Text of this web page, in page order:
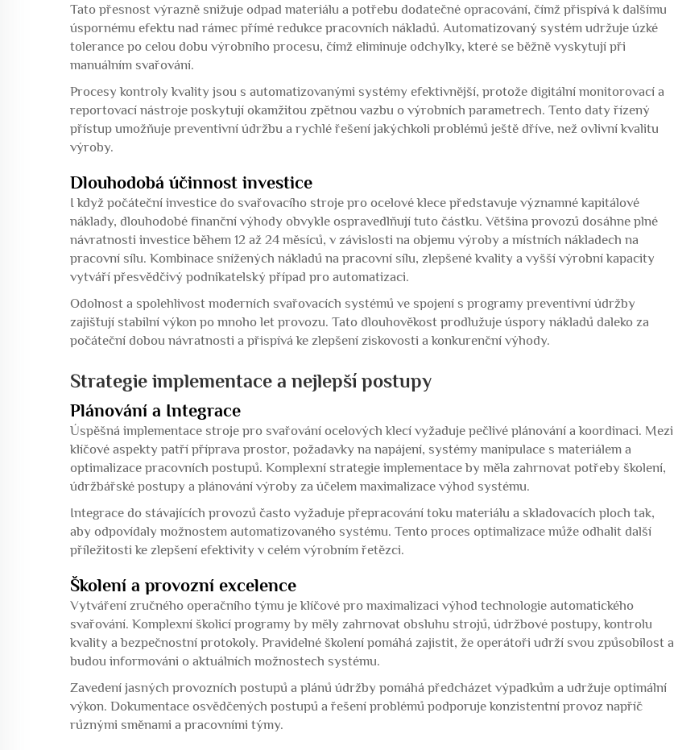
Tato přesnost výrazně snižuje odpad materiálu a potřebu dodatečné opracování, čímž přispívá k dalšímu
úspornému efektu nad rámec přímé redukce pracovních nákladů. Automatizovaný systém udržuje úzké
tolerance po celou dobu výrobního procesu, čímž eliminuje odchylky, které se běžně vyskytují při
manuálním svařování.
Procesy kontroly kvality jsou s automatizovanými systémy efektivnější, protože digitální monitorovací a
reportovací nástroje poskytují okamžitou zpětnou vazbu o výrobních parametrech. Tento daty řízený
přístup umožňuje preventivní údržbu a rychlé řešení jakýchkoli problémů ještě dříve, než ovlivní kvalitu
výroby.
Dlouhodobá účinnost investice
I když počáteční investice do svařovacího stroje pro ocelové klece představuje významné kapitálové
náklady, dlouhodobé finanční výhody obvykle ospravedlňují tuto částku. Většina provozů dosáhne plné
návratnosti investice během 12 až 24 měsíců, v závislosti na objemu výroby a místních nákladech na
pracovní sílu. Kombinace snížených nákladů na pracovní sílu, zlepšené kvality a vyšší výrobní kapacity
vytváří přesvědčivý podnikatelský případ pro automatizaci.
Odolnost a spolehlivost moderních svařovacích systémů ve spojení s programy preventivní údržby
zajišťují stabilní výkon po mnoho let provozu. Tato dlouhověkost prodlužuje úspory nákladů daleko za
počáteční dobou návratnosti a přispívá ke zlepšení ziskovosti a konkurenční výhody.
Strategie implementace a nejlepší postupy
Plánování a Integrace
Úspěšná implementace stroje pro svařování ocelových klecí vyžaduje pečlivé plánování a koordinaci. Mezi
klíčové aspekty patří příprava prostor, požadavky na napájení, systémy manipulace s materiálem a
optimalizace pracovních postupů. Komplexní strategie implementace by měla zahrnovat potřeby školení,
údržbářské postupy a plánování výroby za účelem maximalizace výhod systému.
Integrace do stávajících provozů často vyžaduje přepracování toku materiálu a skladovacích ploch tak,
aby odpovídaly možnostem automatizovaného systému. Tento proces optimalizace může odhalit další
příležitosti ke zlepšení efektivity v celém výrobním řetězci.
Školení a provozní excelence
Vytváření zručného operačního týmu je klíčové pro maximalizaci výhod technologie automatického
svařování. Komplexní školicí programy by měly zahrnovat obsluhu strojů, údržbové postupy, kontrolu
kvality a bezpečnostní protokoly. Pravidelné školení pomáhá zajistit, že operátoři udrží svou způsobilost a
budou informováni o aktuálních možnostech systému.
Zavedení jasných provozních postupů a plánů údržby pomáhá předcházet výpadkům a udržuje optimální
výkon. Dokumentace osvědčených postupů a řešení problémů podporuje konzistentní provoz napříč
různými směnami a pracovními týmy.